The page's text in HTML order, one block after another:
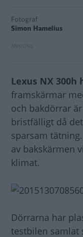
Fotograf
Simon Hamelius
Lexus NX
framskärmar
och bakdörrar
bristfälligt då
sparsam
av bakskärmen
klimat.
Dörrarna har
testbilen samlat